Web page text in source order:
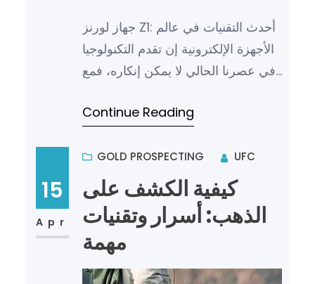
جهاز لورنز Z1: أحدث التقنيات في عالم
الأجهزة الإلكترونية إن تقدم التكنولوجيا
في عصرنا الحالي لا يمكن إنكاره، فمع
تفوقه…
Continue Reading
15
Apr
GOLD PROSPECTING UFC
كيفية الكشف على
الذهب: أسرار وتقنيات
مهمة